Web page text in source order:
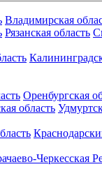
Владимирская
Рязанская область
Оренбургская
область
Черкесская